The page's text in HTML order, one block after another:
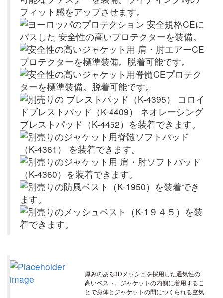
厚みのある3Dメッシュを採用した通気性の
高いベスト。ジャケットの内側に着用するこ
とで身体とジャケットの間につくられる空気